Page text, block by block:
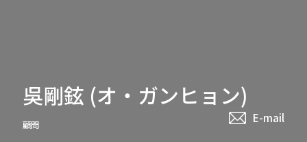
吳剛鉉 (オ・ガンヒョン)
顧問 E-mail